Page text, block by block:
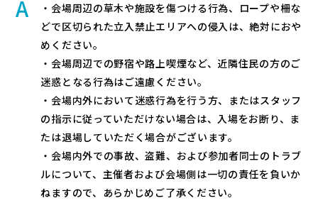
・会場周辺の草木や施設を傷つける行為、ロープや柵な
どで区切られた立入禁止エリアへの侵入は、絶対におや
めください。
・会場周辺での野宿や路上喫煙など、近隣住民の方のご
迷惑となる行為はご遠慮ください。
・会場内外において迷惑行為を行う方、またはスタッフ
の指示に従っていただけない場合は、入場をお断り、ま
たは退場していただく場合がございます。
・会場内外での事故、盗難、および参加者同士のトラブ
ルについて、主催者および会場側は一切の責任を負いか
ねますので、あらかじめご了承ください。